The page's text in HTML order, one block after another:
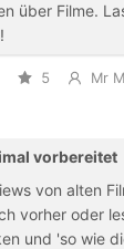
über Filme.
5 Mr
vorbereitet
von alten
vorher oder
und 'so wie